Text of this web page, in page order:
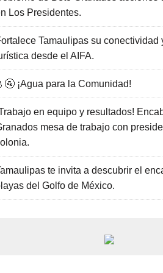
Los Presidentes.
Tamaulipas su conectividad
desde el AIFA.
¡Agua para la Comunidad!
en equipo y resultados!
mesa de trabajo con
te invita a descubrir el
del Golfo de México.